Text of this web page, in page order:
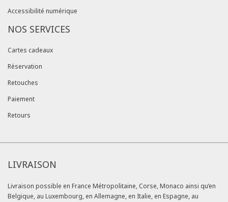
Accessibilité numérique
NOS SERVICES
Cartes cadeaux
Réservation
Retouches
Paiement
Retours
LIVRAISON
Livraison possible en France Métropolitaine, Corse, Monaco ainsi qu’en
Belgique, au Luxembourg, en Allemagne, en Italie, en Espagne, au